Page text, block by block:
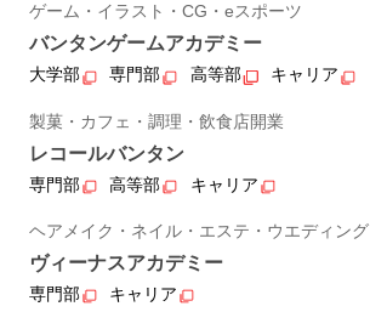
ゲーム・イラスト・CG・eスポーツ
バンタンゲームアカデミー
大学部 専門部 高等部 キャリア
製菓・カフェ・調理・飲食店開業
レコールバンタン
専門部 高等部 キャリア
ヘアメイク・ネイル・エステ・ウエディング
ヴィーナスアカデミー
専門部 キャリア